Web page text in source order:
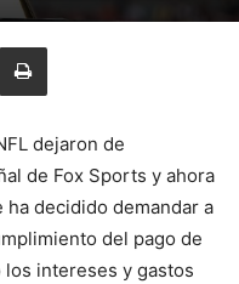
dejaron de
de Fox Sports y ahora
ha decidido demandar a
del pago de
intereses y gastos